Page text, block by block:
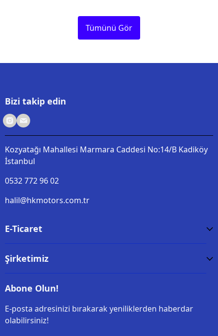
Tümünü Gör
Bizi takip edin
Kozyatağı Mahallesi Marmara Caddesi No:14/B Kadiköy
İstanbul
0532 772 96 02
halil@hkmotors.com.tr
E-Ticaret
Şirketimiz
Abone Olun!
E-posta adresinizi bırakarak yeniliklerden haberdar
olabilirsiniz!